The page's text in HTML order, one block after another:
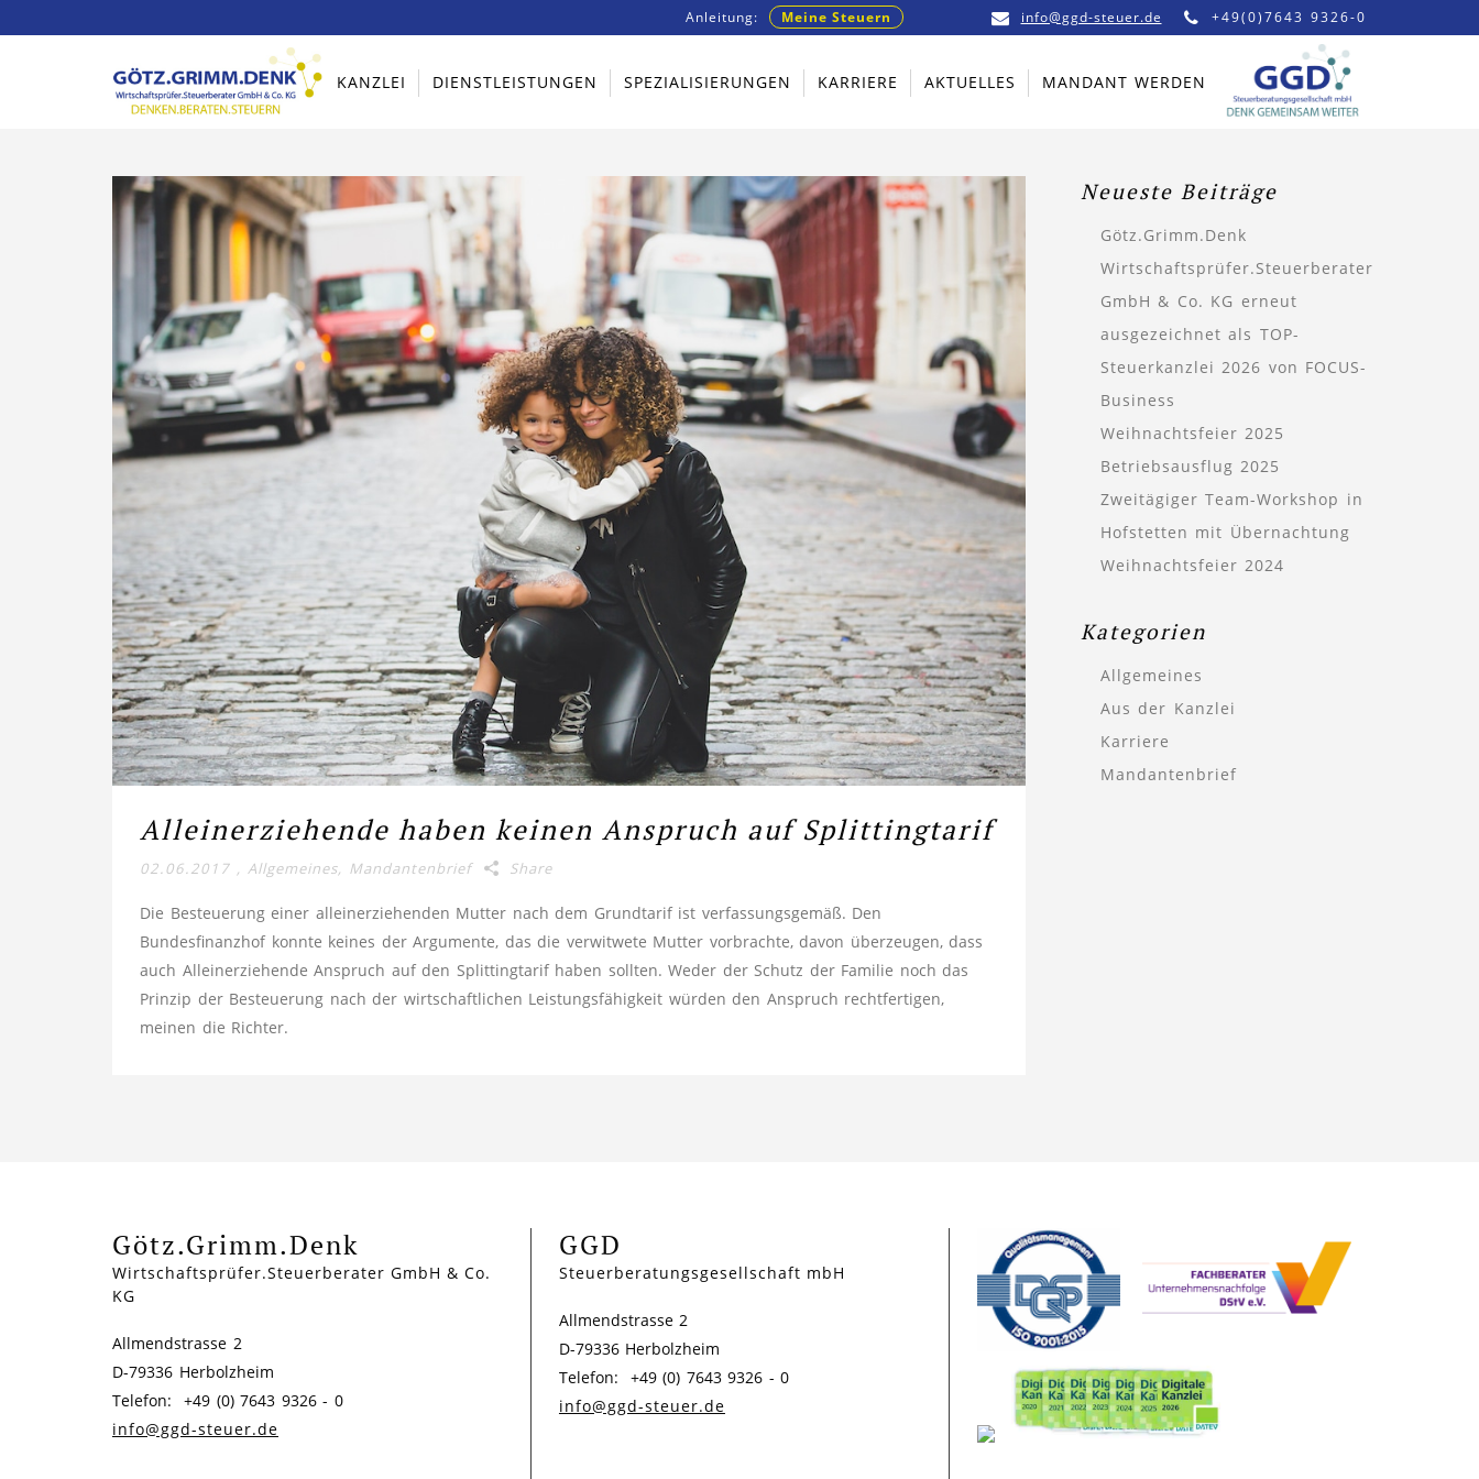
Anleitung: Meine Steuern info@ggd-steuer.de +49(0)7643 9326-0
KANZLEI DIENSTLEISTUNGEN SPEZIALISIERUNGEN KARRIERE AKTUELLES MANDANT WERDEN
Alleinerziehende haben keinen Anspruch auf Splittingtarif
02.06.2017 , Allgemeines, Mandantenbrief Share
Die Besteuerung einer alleinerziehenden Mutter nach dem Grundtarif ist verfassungsgemäß. Den
Bundesfinanzhof konnte keines der Argumente, das die verwitwete Mutter vorbrachte, davon überzeugen, dass
auch Alleinerziehende Anspruch auf den Splittingtarif haben sollten. Weder der Schutz der Familie noch das
Prinzip der Besteuerung nach der wirtschaftlichen Leistungsfähigkeit würden den Anspruch rechtfertigen,
meinen die Richter.
Neueste Beiträge
Götz.Grimm.Denk
Wirtschaftsprüfer.Steuerberater
GmbH & Co. KG erneut
ausgezeichnet als TOP-
Steuerkanzlei 2026 von FOCUS-
Business
Weihnachtsfeier 2025
Betriebsausflug 2025
Zweitägiger Team-Workshop in
Hofstetten mit Übernachtung
Weihnachtsfeier 2024
Kategorien
Allgemeines
Aus der Kanzlei
Karriere
Mandantenbrief
Götz.Grimm.Denk
Wirtschaftsprüfer.Steuerberater GmbH & Co.
KG
Allmendstrasse 2
D-79336 Herbolzheim
Telefon: +49 (0) 7643 9326 - 0
info@ggd-steuer.de
GGD
Steuerberatungsgesellschaft mbH
Allmendstrasse 2
D-79336 Herbolzheim
Telefon: +49 (0) 7643 9326 - 0
info@ggd-steuer.de